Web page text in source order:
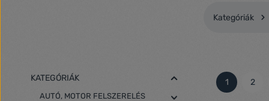
Kategóriák
KATEGÓRIÁK
AUTÓ, MOTOR FELSZERELÉS
Oldal
1
Oldal
2